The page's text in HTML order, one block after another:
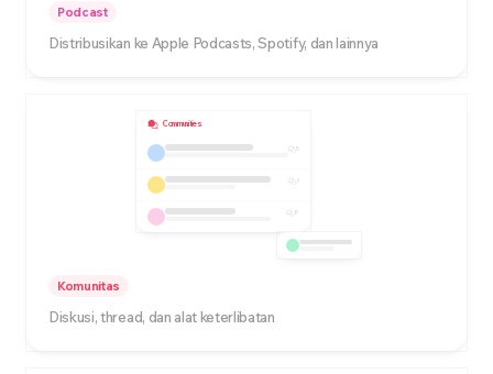
Podcast
Distribusikan ke Apple Podcasts, Spotify, dan lainnya
Communities
5
3
8
Komunitas
Diskusi, thread, dan alat keterlibatan